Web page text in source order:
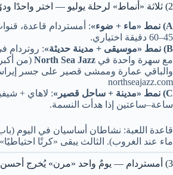
2) ثلاثة «أنماط» لرحلة يوليو — اختر واحدًا ودوّر عليه المدن
A) نمط «ماء + ضوء»
: أمستردام قاعدة،
45–60 دقيقة اختياري.
B) نمط «موسيقى + مدينة حديثة»
: روتردام
مع سهرة واحدة في North Sea Jazz (من
والباقي عمارة وممشى قصير على جسر
northseajazz.com
C) نمط «مدينة + ساحل قصير»
: لاهاي +
ساعة–ساعتين إذا هدأت النسمة.
قاعدة اللعبة: نشاطان أساسيان في اليوم
ماء عند الغروب). الثالث يبقى «كرتًا
3) أمستردام — يومٌ واحد «مرن» يُخرج أحسن ما في يوليو